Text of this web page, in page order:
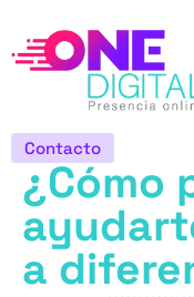
Contacto
¿Cómo
a